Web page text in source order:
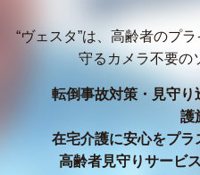
“ヴェスタ”は、高齢者のプ
守るカメラ不要の
転倒事故対策・見守
護
在宅介護に安心をプ
高齢者見守りサービ